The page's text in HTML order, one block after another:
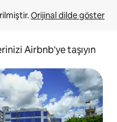
Orijinal dilde göster
Airbnb'ye taşıyın